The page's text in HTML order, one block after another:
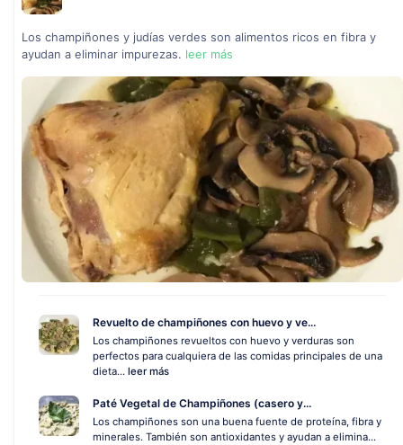
Los champiñones y judías verdes son alimentos ricos en fibra y
ayudan a eliminar impurezas. leer más
Revuelto de champiñones con huevo y ve...
Los champiñones revueltos con huevo y verduras son
perfectos para cualquiera de las comidas principales de una
dieta... leer más
Paté Vegetal de Champiñones (casero y...
Los champiñones son una buena fuente de proteína, fibra y
minerales. También son antioxidantes y ayudan a elimina...